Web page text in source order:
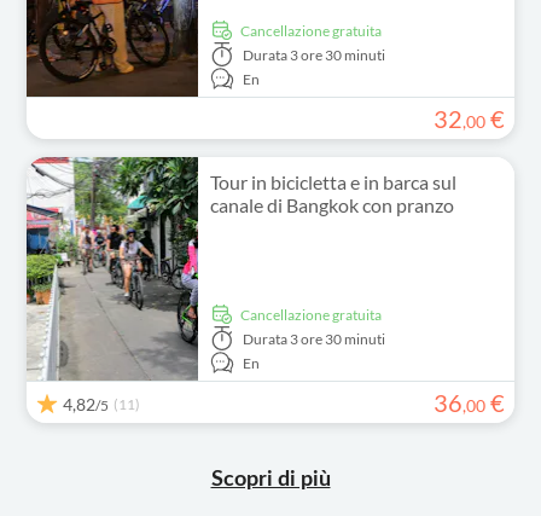
Cancellazione gratuita
Durata 3 ore 30 minuti
En
32,00 €
Tour in bicicletta e in barca sul
canale di Bangkok con pranzo
Cancellazione gratuita
Durata 3 ore 30 minuti
En
4,82/5 (11) 36,00 €
Scopri di più